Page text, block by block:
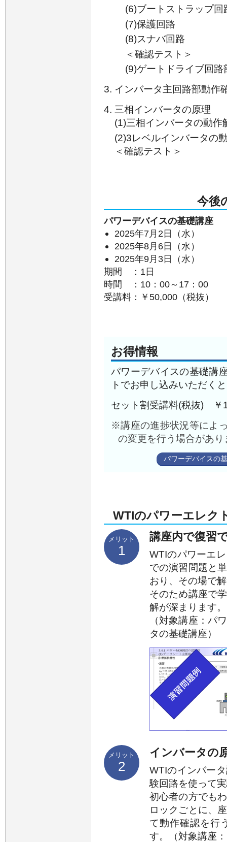
(6)ブートストラップ回
(7)保護回路
(8)スナバ回路
＜確認テスト＞
(9)ゲートドライブ回
インバータ主回路部動作
三相インバータの原理
(1)三相インバータの動作
(2)3レベルインバータの
＜確認テスト＞
今後
パワーデバイスの基礎講座
2025年7月2日（水）
2025年8月6日（水）
2025年9月3日（水）
期間 ：1日
時間 ：10：00～17：00
受講料：￥50,000（税抜）
お得情報
パワーデバイスの基礎講
トでお申し込みいただく
セット割受講料(税抜) ￥
※講座の進捗状況等によ
の変更を⾏う場合があり
パワーデバイスの
WTIのパワーエレク
メリット
1
講座内で復習
WTIのパワーエ
での演習問題と
おり、その場で
そのため講座で
解が深まります。
（対象講座：パ
タの基礎講座）
メリット
2
インバータの
WTIのインバー
験回路を使って
初心者の方でも
ロックごとに、
て動作確認を行
す。（対象講座